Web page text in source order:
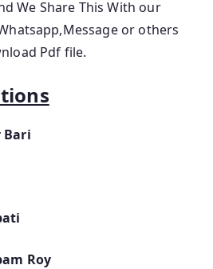
We Share This With our
or others
Pdf file.
Bari
Roy